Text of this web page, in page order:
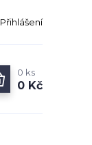
Přihlášení
0 ks
0 Kč